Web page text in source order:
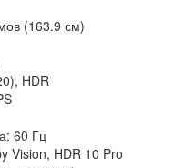
(163.9 см)
HDR
60 Гц
Vision, HDR 10 Pro